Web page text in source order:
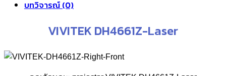
บทวิจารณ์ (0)
VIVITEK DH4661Z-Laser